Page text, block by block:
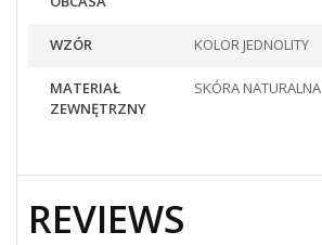
WZÓR KOLOR JEDNOLITY
MATERIAŁ
ZEWNĘTRZNY
SKÓRA NATURALNA
REVIEWS